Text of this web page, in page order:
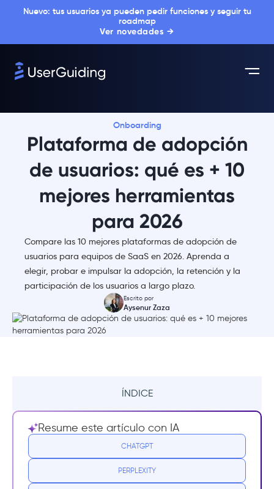
Nuevo: tus usuarios ya pueden pedir funciones y seguir tu
roadmap
Ver novedades →
Onboarding
Plataforma de adopción
de usuarios: qué es + 10
mejores herramientas
para 2026
Compare las 10 mejores plataformas de adopción de
usuarios para equipos de SaaS en 2026. Aprenda a
elegir, probar e impulsar la adopción, la retención y la
participación de los usuarios a largo plazo.
Escrito por
Aysenur Zaza
ÍNDICE
¿Qué es una plataforma de adopción de
usuarios?
Por qué los equipos compran una plataforma
de adopción de usuarios
Resume este artículo con IA
CHATGPT
PERPLEXITY